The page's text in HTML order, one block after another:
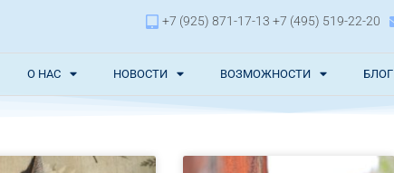
+7 (925) 871-17-13 +7 (495) 519-22-20
О НАС НОВОСТИ ВОЗМОЖНОСТИ БЛОГ